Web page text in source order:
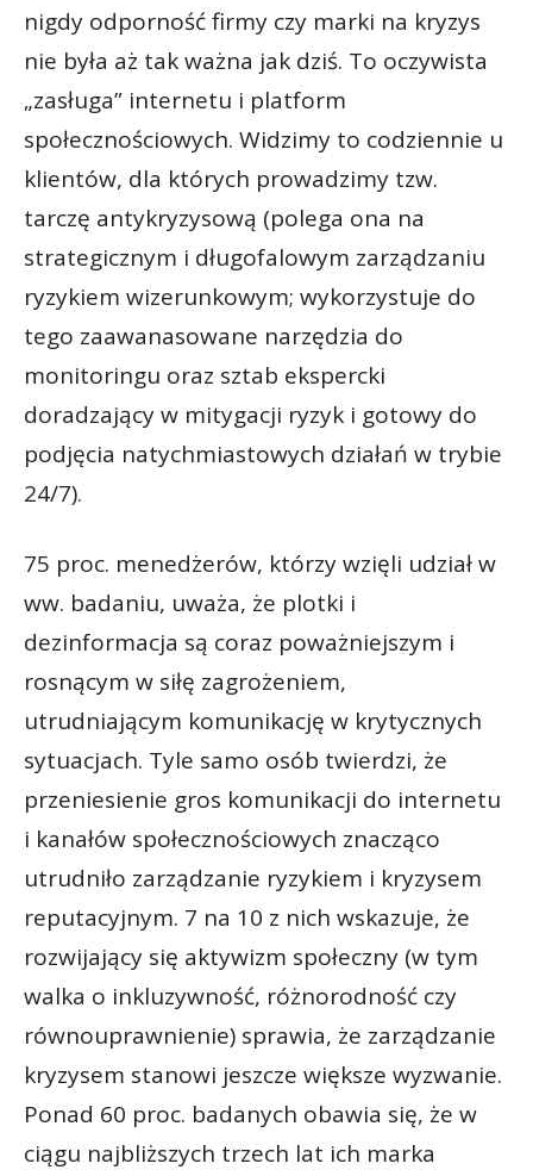
nigdy odporność firmy czy marki na kryzys
nie była aż tak ważna jak dziś. To oczywista
„zasługa” internetu i platform
społecznościowych. Widzimy to codziennie u
klientów, dla których prowadzimy tzw.
tarczę antykryzysową (polega ona na
strategicznym i długofalowym zarządzaniu
ryzykiem wizerunkowym; wykorzystuje do
tego zaawanasowane narzędzia do
monitoringu oraz sztab ekspercki
doradzający w mitygacji ryzyk i gotowy do
podjęcia natychmiastowych działań w trybie
24/7).
75 proc. menedżerów, którzy wzięli udział w
ww. badaniu, uważa, że plotki i
dezinformacja są coraz poważniejszym i
rosnącym w siłę zagrożeniem,
utrudniającym komunikację w krytycznych
sytuacjach. Tyle samo osób twierdzi, że
przeniesienie gros komunikacji do internetu
i kanałów społecznościowych znacząco
utrudniło zarządzanie ryzykiem i kryzysem
reputacyjnym. 7 na 10 z nich wskazuje, że
rozwijający się aktywizm społeczny (w tym
walka o inkluzywność, różnorodność czy
równouprawnienie) sprawia, że zarządzanie
kryzysem stanowi jeszcze większe wyzwanie.
Ponad 60 proc. badanych obawia się, że w
ciągu najbliższych trzech lat ich marka